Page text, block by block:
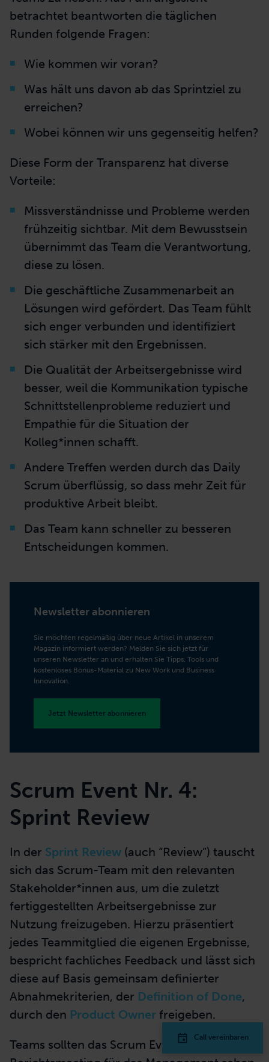
betrachtet beantworten die täglichen
Runden folgende Fragen:
Wie kommen wir voran?
Was hält uns davon ab das Sprintziel zu
erreichen?
Wobei können wir uns gegenseitig helfen?
Diese Form der Transparenz hat diverse
Vorteile:
Missverständnisse und Probleme werden
frühzeitig sichtbar. Mit dem Bewusstsein
übernimmt das Team die Verantwortung,
diese zu lösen.
Die geschäftliche Zusammenarbeit an
Lösungen wird gefördert. Das Team fühlt
sich enger verbunden und identifiziert
sich stärker mit den Ergebnissen.
Die Qualität der Arbeitsergebnisse wird
besser, weil die Kommunikation typische
Schnittstellenprobleme reduziert und
Empathie für die Situation der
Kolleg*innen schafft.
Andere Treffen werden durch das Daily
Scrum überflüssig, so dass mehr Zeit für
produktive Arbeit bleibt.
Das Team kann schneller zu besseren
Entscheidungen kommen.
Newsletter abonnieren
Sie möchten regelmäßig über neue Artikel in unserem
Magazin informiert werden? Melden Sie sich jetzt für
unseren Newsletter an und erhalten Sie Tipps, Tools und
kostenloses Bonus-Material zu New Work und Business
Innovation.
Jetzt Newsletter abonnieren
Scrum Event Nr. 4:
Sprint Review
In der Sprint Review (auch “Review”) tauscht
sich das Scrum-Team mit den relevanten
Stakeholder*innen aus, um die zuletzt
fertiggestellten Arbeitsergebnisse zur
Nutzung freizugeben. Hierzu präsentiert
jedes Teammitglied die eigenen Ergebnisse,
bespricht fachliches Feedback und lässt sich
diese auf Basis gemeinsam definierter
Abnahmekriterien, der Definition of Done,
durch den Product Owner freigeben.
Teams sollten das Scrum Event nicht als
Call vereinbaren